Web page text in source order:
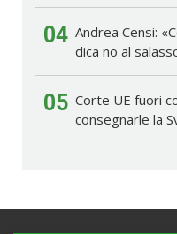
04 Andrea Censi:
dica no al
05 Corte UE fuori
consegnarle la